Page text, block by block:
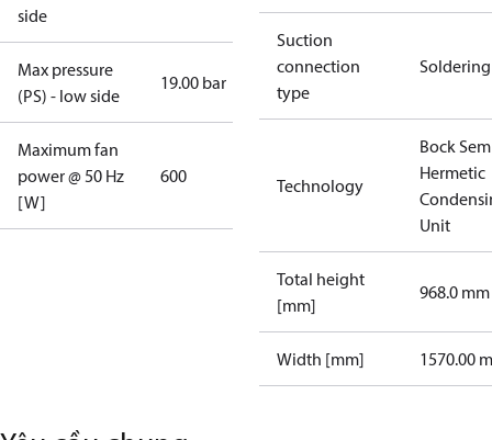
side
Max pressure
(PS) - low side
19.00 bar
Maximum fan
power @ 50 Hz
[W]
600
Suction
connection
type
Soldering
Technology
Bock
Hermetic
Unit
Total height
[mm]
968.0 mm
Width [mm] 1570.00